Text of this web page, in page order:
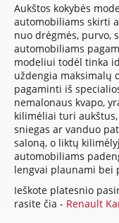
Aukštos kokybės
automobiliams skirti
nuo drėgmės, purvo,
automobiliams
modeliui todėl tinka
uždengia maksimalų
pagaminti iš
nemalonaus kvapo,
kilimėliai turi
sniegas ar vanduo
saloną, o liktų
automobiliams
lengvai plaunami bei
Ieškote platesnio
rasite čia - Renault